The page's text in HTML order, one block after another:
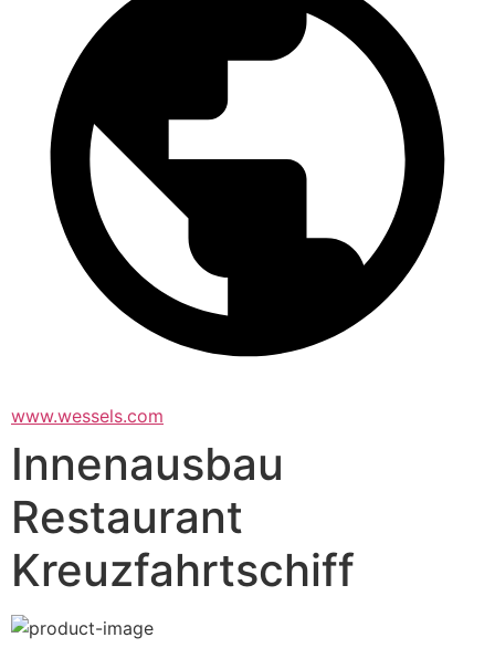
www.wessels.com
Innenausbau
Restaurant
Kreuzfahrtschiff